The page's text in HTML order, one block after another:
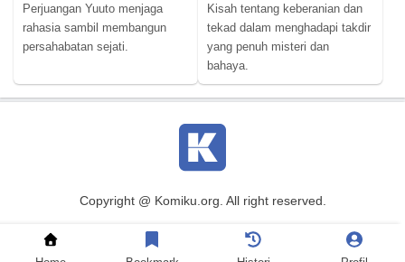
Perjuangan Yuuto menjaga
rahasia sambil membangun
persahabatan sejati.
Kisah tentang keberanian dan
tekad dalam menghadapi takdir
yang penuh misteri dan
bahaya.
Copyright @ Komiku.org. All right reserved.
Baca Komik Baca Manga Baca Manhwa Baca Manhua
DMCA
Terms of Usage Privacy Policy
Contact Us